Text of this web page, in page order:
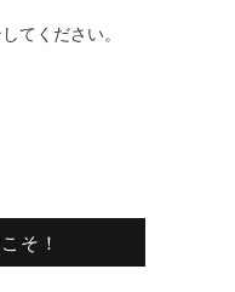
てください。
そ！